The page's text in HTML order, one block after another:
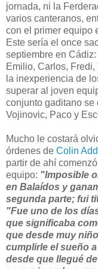
jornada, ni la
varios canteranos,
con el primer equipo
Este sería el once
septiembre en
Emilio, Carlos,
la inexperiencia de
superar al joven
conjunto gaditano se
Vojinovic, Paco y
Mucho le costará
órdenes de Colin
partir de ahí
equipo: "Imposible
en Balaídos y
segunda parte; fui
"Fue uno de los
que significaba
que desde muy
cumplirle el sueño
desde que llegué